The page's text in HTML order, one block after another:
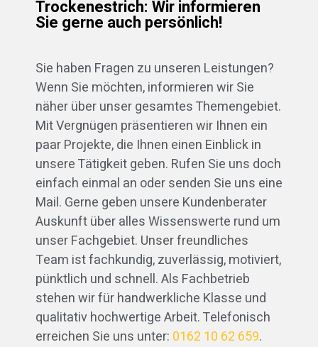
Trockenestrich: Wir informieren
Sie gerne auch persönlich!
Sie haben Fragen zu unseren Leistungen?
Wenn Sie möchten, informieren wir Sie
näher über unser gesamtes Themengebiet.
Mit Vergnügen präsentieren wir Ihnen ein
paar Projekte, die Ihnen einen Einblick in
unsere Tätigkeit geben. Rufen Sie uns doch
einfach einmal an oder senden Sie uns eine
Mail. Gerne geben unsere Kundenberater
Auskunft über alles Wissenswerte rund um
unser Fachgebiet. Unser freundliches
Team ist fachkundig, zuverlässig, motiviert,
pünktlich und schnell. Als Fachbetrieb
stehen wir für handwerkliche Klasse und
qualitativ hochwertige Arbeit. Telefonisch
erreichen Sie uns unter: 0162 10 62 659.